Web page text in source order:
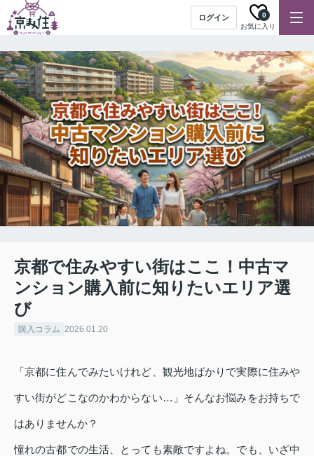
ログイン
お気に入り
0
京都で住みやすい街はここ！中古マ
ンション購入前に知りたいエリア選
び
購入コラム 2026.01.20
「京都に住んでみたいけれど、観光地ばかりで実際に住みや
すい街がどこなのかわからない…」そんなお悩みをお持ちで
はありませんか？
憧れの古都での生活、とっても素敵ですよね。でも、いざ中